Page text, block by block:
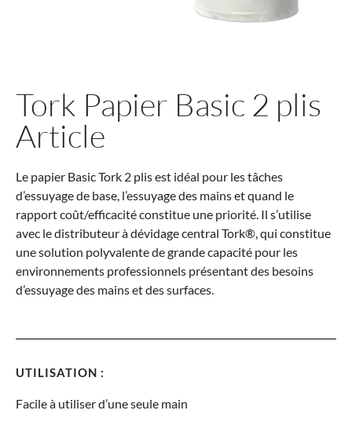
Tork Papier Basic 2 plis
Article
Le papier Basic Tork 2 plis est idéal pour les tâches
d’essuyage de base, l’essuyage des mains et quand le
rapport coût/efficacité constitue une priorité. Il s’utilise
avec le distributeur à dévidage central Tork®, qui constitue
une solution polyvalente de grande capacité pour les
environnements professionnels présentant des besoins
d’essuyage des mains et des surfaces.
UTILISATION :
Facile à utiliser d’une seule main